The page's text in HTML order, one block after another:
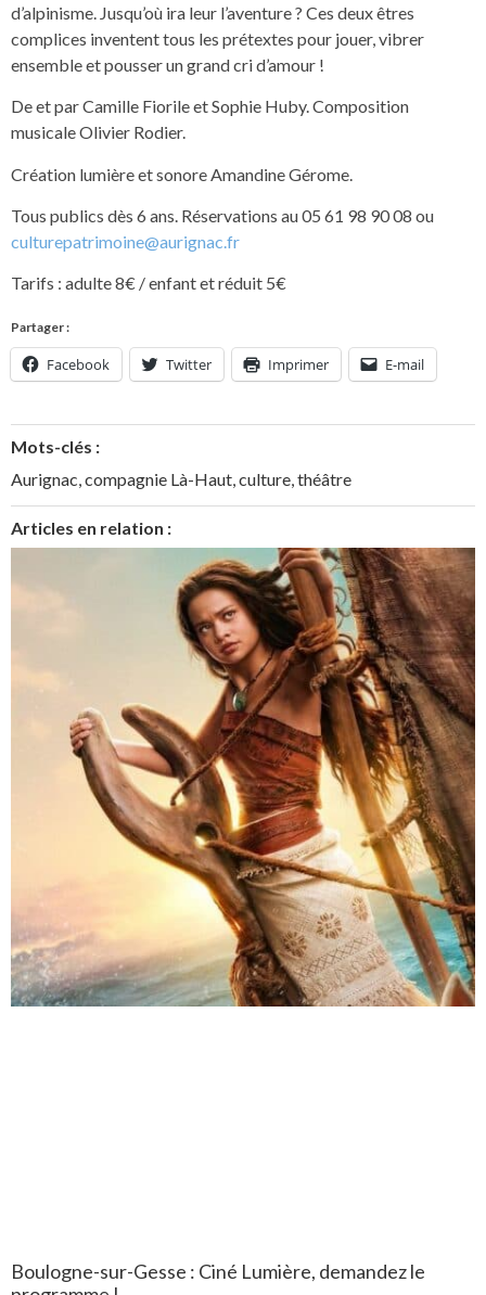
d’alpinisme. Jusqu’où ira leur l’aventure ? Ces deux êtres
complices inventent tous les prétextes pour jouer, vibrer
ensemble et pousser un grand cri d’amour !
De et par Camille Fiorile et Sophie Huby. Composition
musicale Olivier Rodier.
Création lumière et sonore Amandine Gérome.
Tous publics dès 6 ans. Réservations au 05 61 98 90 08 ou
culturepatrimoine@aurignac.fr
Tarifs : adulte 8€ / enfant et réduit 5€
Partager :
Facebook Twitter Imprimer E-mail
Mots-clés :
Aurignac compagnie Là-Haut culture théâtre
Articles en relation :
Boulogne-sur-Gesse : Ciné Lumière, demandez le